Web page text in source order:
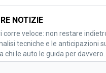
NOTIZIE
corre veloce: non restare
tecniche e le anticipazioni
chi le auto le guida per davvero.